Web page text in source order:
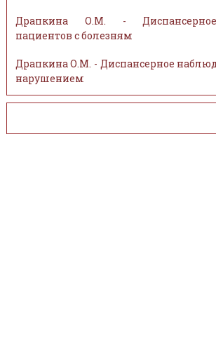
Драпкина О.М. -
пациентов с болезням
Драпкина О.М. - Диспансерное
нарушением